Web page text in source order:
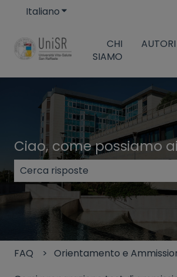
ItalianoMostra sottomenu per le
CHI
SIAMO
AUTORI
Ciao, come possiamo
Non sono presenti
FAQ
Orientamento e